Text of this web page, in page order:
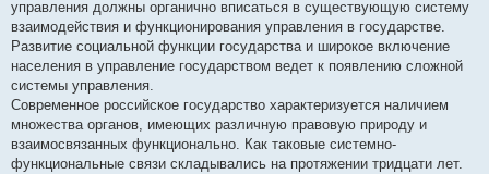
управления должны органично вписаться в существующую систему
взаимодействия и функционирования управления в государстве.
Развитие социальной функции государства и широкое включение
населения в управление государством ведет к появлению сложной
системы управления.
Современное российское государство характеризуется наличием
множества органов, имеющих различную правовую природу и
взаимосвязанных функционально. Как таковые системно-
функциональные связи складывались на протяжении тридцати лет.